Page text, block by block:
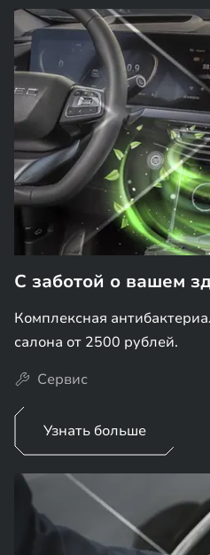
С заботой о вашем
Комплексная
салона от 2500 рублей.
Сервис
Узнать больше